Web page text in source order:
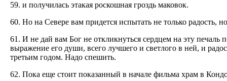
59. и получилась этакая роскошная гроздь маковок.
60. Но на Севере вам придется испытать не только радость,
61. И не дай вам Бог не откликнуться сердцем на эту печаль
выражение его души, всего лучшего и светлого в ней, и
третьим годом. Надо спешить.
62. Пока еще стоит показанный в начале фильма храм в